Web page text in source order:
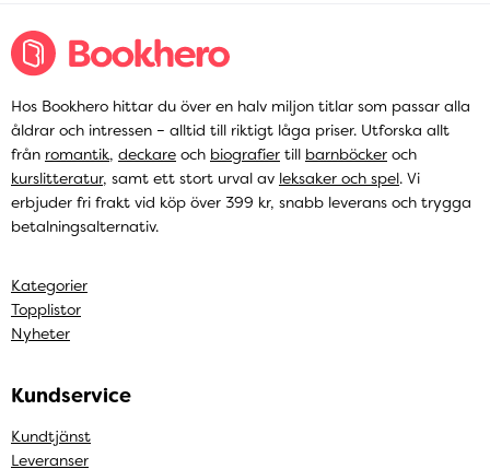
Hos Bookhero hittar du över en halv miljon titlar som passar alla
åldrar och intressen – alltid till riktigt låga priser. Utforska allt
från romantik, deckare och biografier till barnböcker och
kurslitteratur, samt ett stort urval av leksaker och spel. Vi
erbjuder fri frakt vid köp över 399 kr, snabb leverans och trygga
betalningsalternativ.
Kategorier
Topplistor
Nyheter
Kundservice
Kundtjänst
Leveranser